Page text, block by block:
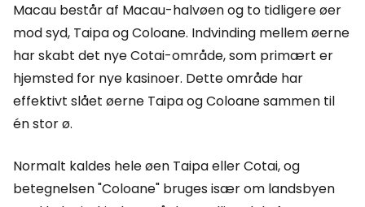
Macau består af Macau-halvøen og to tidligere øer
mod syd, Taipa og Coloane. Indvinding mellem øerne
har skabt det nye Cotai-område, som primært er
hjemsted for nye kasinoer. Dette område har
effektivt slået øerne Taipa og Coloane sammen til
én stor ø.
Normalt kaldes hele øen Taipa eller Cotai, og
betegnelsen "Coloane" bruges især om landsbyen